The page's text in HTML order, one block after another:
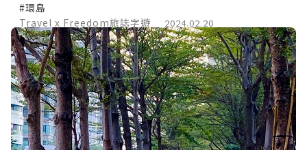
#環島
Travel x Freedom旅誌字遊
2024.02.20